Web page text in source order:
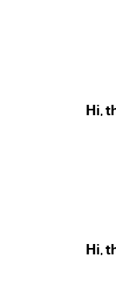
Hi,
Hi,